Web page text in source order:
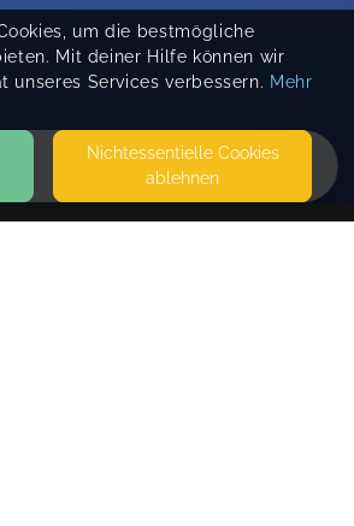
um die bestmögliche
Mit deiner Hilfe können wir
unseres Services verbessern. Mehr
Nicht­essentielle Cookies
ablehnen